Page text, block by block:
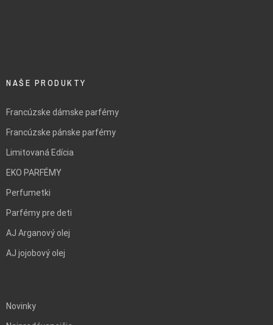
NAŠE PRODUKTY
Francúzske dámske parfémy
Francúzske pánske parfémy
Limitovaná Edícia
EKO PARFÉMY
Perfumetki
Parfémy pre deti
AJ Arganový olej
AJ jojobový olej
Novinky